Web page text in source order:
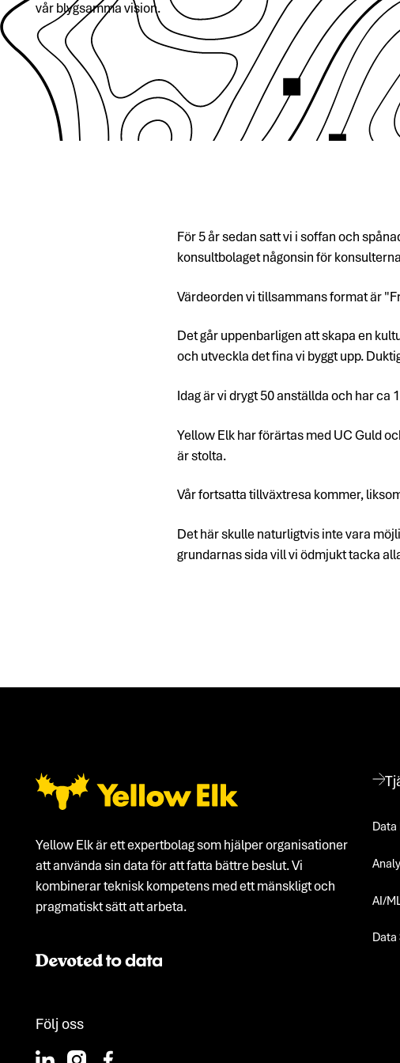
vår blygsamma vision.
För 5 år sedan satt vi i soffan och
konsultbolaget någonsin för
Värdeorden vi tillsammans format är
Det går uppenbarligen att skapa en
och utveckla det fina vi byggt upp.
Idag är vi drygt 50 anställda och har
Yellow Elk har förärtas med UC Guld
är stolta.
Vår fortsatta tillväxtresa kommer,
Det här skulle naturligtvis inte vara
grundarnas sida vill vi ödmjukt tacka
Footer
Yellow Elk är ett expertbolag som hjälper organisationer
att använda sin data för att fatta bättre beslut. Vi
kombinerar teknisk kompetens med ett mänskligt och
pragmatiskt sätt att arbeta.
Följ oss
Data
AI/
Data